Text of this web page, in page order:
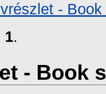
-
1.
- Book